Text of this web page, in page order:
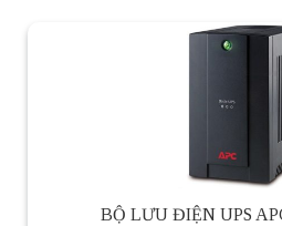
BỘ LƯU ĐIỆN UPS